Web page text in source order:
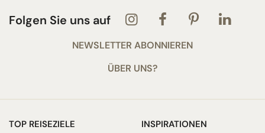
Folgen Sie uns auf
NEWSLETTER ABONNIEREN
ÜBER UNS?
TOP REISEZIELE
INSPIRATIONEN